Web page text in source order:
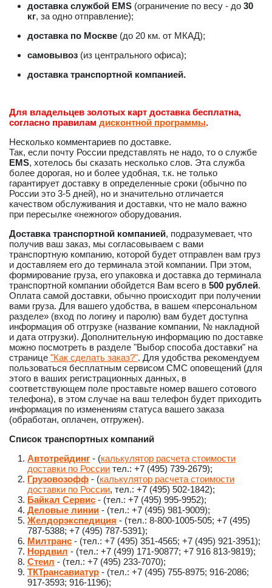
доставка службой EMS (ограничение по весу - до 30
кг, за одно отправление);
доставка по Москве (до 20 км. от МКАД);
самовывоз (из центрального офиса);
доставка транспортной компанией.
Для владельцев золотых карт доставка бесплатна,
согласно правилам дисконтной программы.
Несколько комментариев по доставке.
Так, если почту России представлять не надо, то о службе
EMS, хотелось бы сказать несколько слов. Эта служба
более дорогая, но и более удобная, т.к. не только
гарантирует доставку в определенные сроки (обычно по
России это 3-5 дней), но и значительно отличается
качеством обслуживания и доставки, что не мало важно
при пересылке «нежного» оборудования.
Доставка транспортной компанией, подразумевает, что
получив ваш заказ, мы согласовываем с вами
транспортную компанию, которой будет отправлен вам груз
и доставляем его до терминала этой компании. При этом,
формирование груза, его упаковка и доставка до терминала
транспортной компании обойдется Вам всего в 500 рублей.
Оплата самой доставки, обычно происходит при получении
вами груза. Для вашего удобства, в вашем «персональном
разделе» (вход по логину и паролю) вам будет доступна
информация об отгрузке (название компании, № накладной
и дата отгрузки). Дополнительную информацию по доставке
можно посмотреть в разделе "Выбор способа доставки" на
странице "Как сделать заказ?". Для удобства рекомендуем
пользоваться бесплатным сервисом СМС оповещений (для
этого в ваших регистрационных данных, в
соответствующем поле проставьте номер вашего сотового
телефона), в этом случае на ваш телефон будет приходить
информация по изменениям статуса вашего заказа
(обработан, оплачен, отгружен).
Список транспортных компаний
Автотрейдинг - (калькулятор расчета стоимости
доставки по России тел.: +7 (495) 739-2679);
Грузовозофф - (калькулятор расчета стоимости
доставки по России, тел.: +7 (495) 502-1842);
Байкал Сервис - (тел.: +7 (495) 995-9952);
Деловые линии - (тел.: +7 (495) 981-9009);
Желдорэкспедиция - (тел.: 8-800-1005-505; +7 (495)
787-5388; +7 (495) 787-5391);
Милтранс - (тел.: +7 (495) 351-4565; +7 (495) 921-3951);
Нордвил - (тел.: +7 (499) 171-90877; +7 916 813-9819);
Стеил - (тел.: +7 (495) 233-7070);
ТКТрансавиатур - (тел.: +7 (495) 755-8975; 916-2086;
917-3593; 916-1196);